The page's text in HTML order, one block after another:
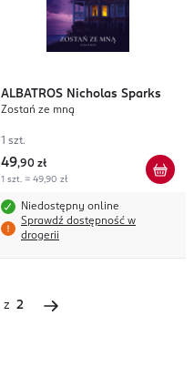
ALBATROS Nicholas Sparks
Zostań ze mną
1 szt.
49,90 zł
1 szt. = 49,90 zł
Niedostępny online
Sprawdź dostępność w
drogerii
z 2